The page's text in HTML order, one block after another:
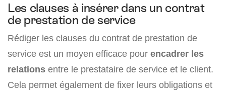
Les clauses à insérer dans un contrat
de prestation de service
Rédiger les clauses du contrat de prestation de
service est un moyen efficace pour encadrer les
relations entre le prestataire de service et le client.
Cela permet également de fixer leurs obligations et